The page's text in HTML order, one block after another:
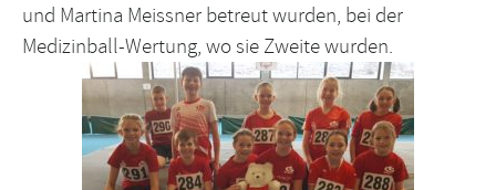
und Martina Meissner betreut wurden, bei der
Medizinball-Wertung, wo sie Zweite wurden.